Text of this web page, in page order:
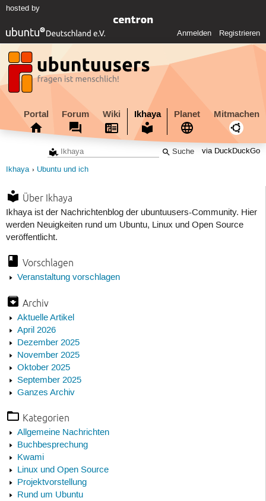
hosted by
Anmelden Registrieren
Portal Forum Wiki Ikhaya Planet Mitmachen
via DuckDuckGo
Ikhaya Ubuntu und ich
Über Ikhaya
Ikhaya ist der Nachrichtenblog der ubuntuusers-Community. Hier
werden Neuigkeiten rund um Ubuntu, Linux und Open Source
veröffentlicht.
Vorschlagen
Veranstaltung vorschlagen
Archiv
Aktuelle Artikel
April 2026
Dezember 2025
November 2025
Oktober 2025
September 2025
Ganzes Archiv
Kategorien
Allgemeine Nachrichten
Buchbesprechung
Kwami
Linux und Open Source
Projektvorstellung
Rund um Ubuntu